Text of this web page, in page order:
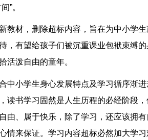
”。
教材，删除超标内容，旨在为中小学
，有望给孩子们被沉重课业包袱束缚
拾活泼自由的童年。
中小学生身心发展特点及学习循序渐
读书学习固然是人生历程的必经阶段
由、属于快乐，除了学习，还应该拥
情来保证。学习内容超标必然加大学